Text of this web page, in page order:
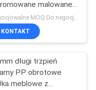
53
malowane
kółka obrotowe z
do salonu
negocjowalne MOQ:Do negocjacji
KONTAKT
długi trzpień
PP obrotowe
meblowe z